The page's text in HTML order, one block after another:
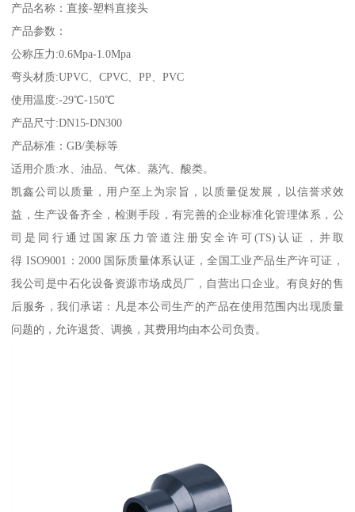
产品名称：直接-塑料直接头
产品参数：
公称压力:0.6Mpa-1.0Mpa
弯头材质:UPVC、CPVC、PP、PVC
使用温度:-29℃-150℃
产品尺寸:DN15-DN300
产品标准：GB/美标等
适用介质:水、油品、气体、蒸汽、酸类。
凯鑫公司以质量，用户至上为宗旨，以质量促发展，以信誉求效
益，生产设备齐全，检测手段，有完善的企业标准化管理体系，公
司是同行通过国家压力管道注册安全许可(TS)认证，并取
得 ISO9001：2000 国际质量体系认证，全国工业产品生产许可证，
我公司是中石化设备资源市场成员厂，自营出口企业。有良好的售
后服务，我们承诺：凡是本公司生产的产品在使用范围内出现质量
问题的，允许退货、调换，其费用均由本公司负责。